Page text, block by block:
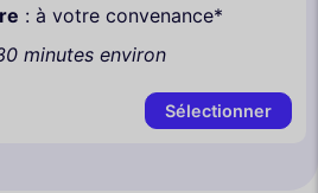
: à votre convenance*
minutes environ
Sélectionner